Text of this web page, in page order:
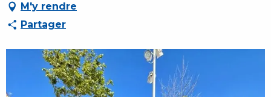
M'y rendre
Partager